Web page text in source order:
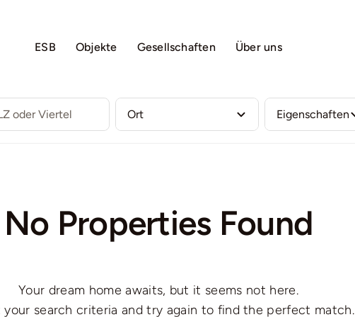
ESB Objekte Gesellschaften Über uns
No Properties Found
Your dream home awaits, but it seems not here.
your search criteria and try again to find the perfect match.